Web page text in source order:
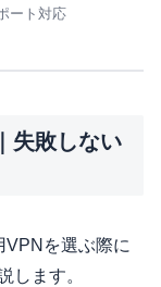
ート対応
失敗しない
VPNを選ぶ際に
します。